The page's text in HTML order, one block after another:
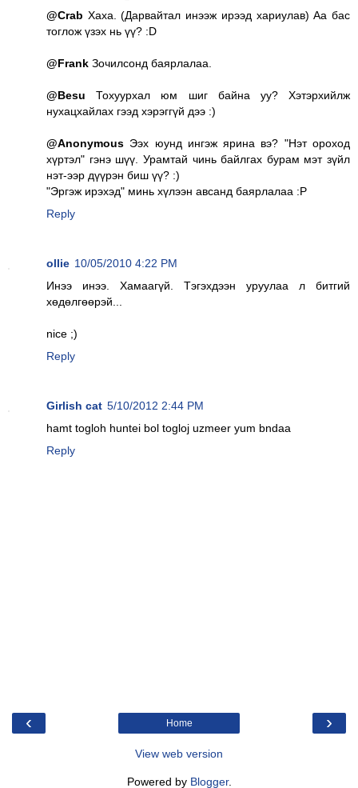
@Crab Хаха. (Дарвайтал инээж ирээд хариулав) Аа бас
тоглож үзэх нь үү? :D
@Frank Зочилсонд баярлалаа.
@Besu Тохуурхал юм шиг байна уу? Хэтэрхийлж
нухацхайлах гээд хэрэггүй дээ :)
@Anonymous Ээх юунд ингэж ярина вэ? "Нэт ороход
хүртэл" гэнэ шүү. Урамтай чинь байлгах бурам мэт зүйл
нэт-ээр дүүрэн биш үү? :)
"Эргэж ирэхэд" минь хүлээн авсанд баярлалаа :P
Reply
ollie 10/05/2010 4:22 PM
Инээ инээ. Хамаагүй. Тэгэхдээн уруулаа л битгий
хөдөлгөөрэй...
nice ;)
Reply
Girlish cat 5/10/2012 2:44 PM
hamt togloh huntei bol togloj uzmeer yum bndaa
Reply
‹ ›
Home
View web version
Powered by Blogger.